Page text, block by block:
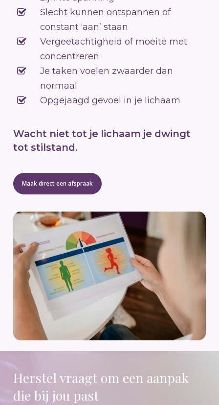
Slecht kunnen ontspannen of
constant ‘aan’ staan
Vergeetachtigheid of moeite met
concentreren
Je taken voelen zwaarder dan
normaal
Opgejaagd gevoel in je lichaam
Wacht niet tot je lichaam je dwingt
tot stilstand.
Maak direct een afspraak
Herstel vraagt om een aanpak
die bij jou past